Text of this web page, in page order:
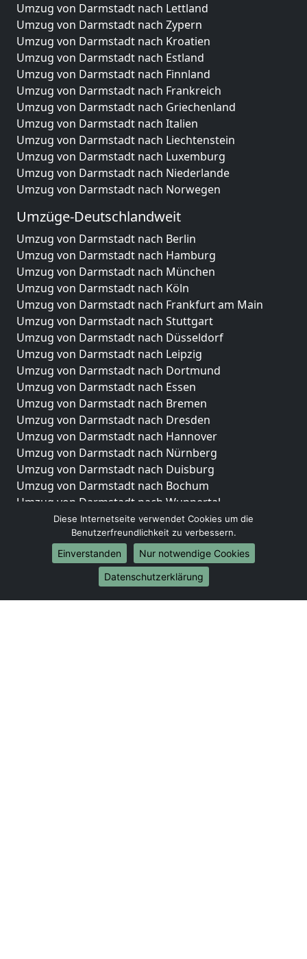
Umzug von Darmstadt nach Lettland
Umzug von Darmstadt nach Zypern
Umzug von Darmstadt nach Kroatien
Umzug von Darmstadt nach Estland
Umzug von Darmstadt nach Finnland
Umzug von Darmstadt nach Frankreich
Umzug von Darmstadt nach Griechenland
Umzug von Darmstadt nach Italien
Umzug von Darmstadt nach Liechtenstein
Umzug von Darmstadt nach Luxemburg
Umzug von Darmstadt nach Niederlande
Umzug von Darmstadt nach Norwegen
Umzüge-Deutschlandweit
Umzug von Darmstadt nach Berlin
Umzug von Darmstadt nach Hamburg
Umzug von Darmstadt nach München
Umzug von Darmstadt nach Köln
Umzug von Darmstadt nach Frankfurt am Main
Umzug von Darmstadt nach Stuttgart
Umzug von Darmstadt nach Düsseldorf
Umzug von Darmstadt nach Leipzig
Umzug von Darmstadt nach Dortmund
Umzug von Darmstadt nach Essen
Umzug von Darmstadt nach Bremen
Umzug von Darmstadt nach Dresden
Umzug von Darmstadt nach Hannover
Umzug von Darmstadt nach Nürnberg
Umzug von Darmstadt nach Duisburg
Umzug von Darmstadt nach Bochum
Umzug von Darmstadt nach Wuppertal
Umzug von Darmstadt nach Bielefeld
Umzug von Darmstadt nach Bonn
Umzug von Darmstadt nach Münster
Internationale-Umzüge
Umzug von Darmstadt nach Brasilien
Diese Internetseite verwendet Cookies um die
Benutzerfreundlichkeit zu verbessern.
Einverstanden
Nur notwendige Cookies
Datenschutzerklärung